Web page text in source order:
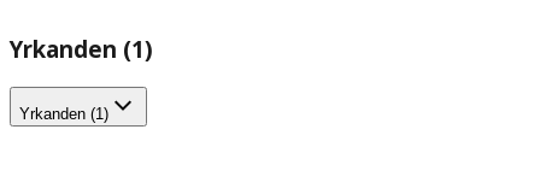
Yrkanden (1)
Yrkanden (1)